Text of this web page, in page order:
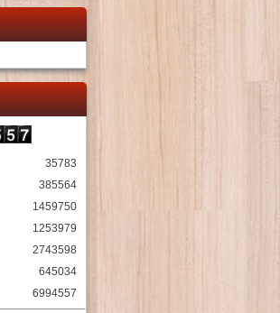
35783
385564
1459750
1253979
2743598
645034
6994557